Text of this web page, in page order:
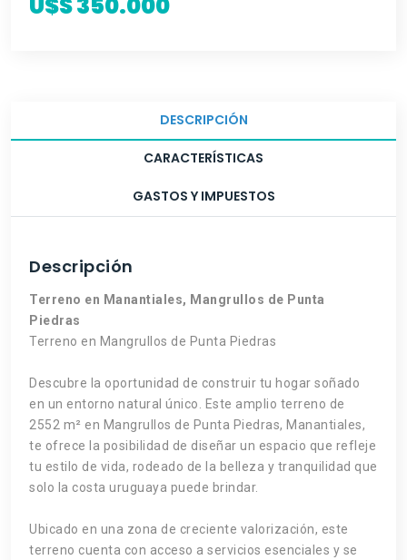
U$S 350.000
DESCRIPCIÓN
CARACTERÍSTICAS
GASTOS Y IMPUESTOS
Descripción
Terreno en Manantiales, Mangrullos de Punta
Piedras
Terreno en Mangrullos de Punta Piedras
Descubre la oportunidad de construir tu hogar soñado
en un entorno natural único. Este amplio terreno de
2552 m² en Mangrullos de Punta Piedras, Manantiales,
te ofrece la posibilidad de diseñar un espacio que refleje
tu estilo de vida, rodeado de la belleza y tranquilidad que
solo la costa uruguaya puede brindar.
Ubicado en una zona de creciente valorización, este
terreno cuenta con acceso a servicios esenciales y se